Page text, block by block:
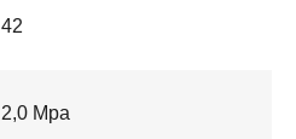
42
2,0 Mpa